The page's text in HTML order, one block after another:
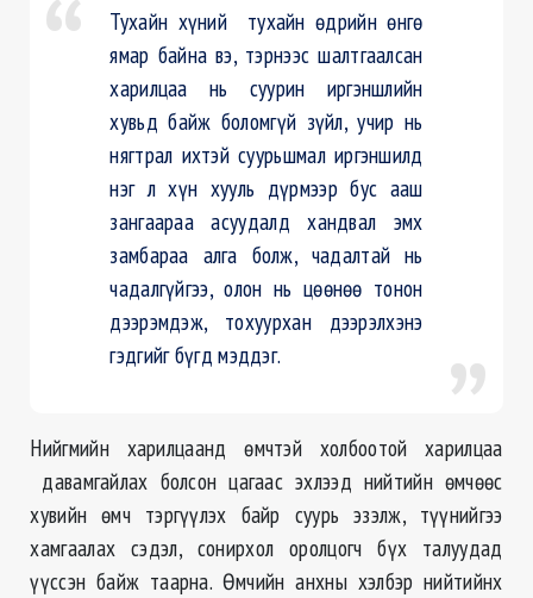
Тухайн хүний тухайн өдрийн өнгө
ямар байна вэ, тэрнээс шалтгаалсан
харилцаа нь суурин иргэншлийн
хувьд байж боломгүй зүйл, учир нь
нягтрал ихтэй суурьшмал иргэншилд
нэг л хүн хууль дүрмээр бус ааш
зангаараа асуудалд хандвал эмх
замбараа алга болж, чадалтай нь
чадалгүйгээ, олон нь цөөнөө тонон
дээрэмдэж, тохуурхан дээрэлхэнэ
гэдгийг бүгд мэддэг.
Нийгмийн харилцаанд өмчтэй холбоотой харилцаа
давамгайлах болсон цагаас эхлээд нийтийн өмчөөс
хувийн өмч тэргүүлэх байр суурь эзэлж, түүнийгээ
хамгаалах сэдэл, сонирхол оролцогч бүх талуудад
үүссэн байж таарна. Өмчийн анхны хэлбэр нийтийнх